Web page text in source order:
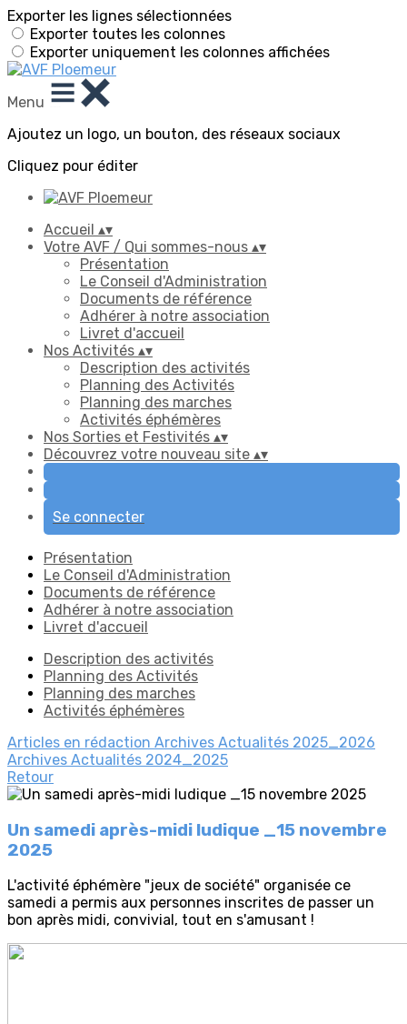
Exporter les lignes sélectionnées
Exporter toutes les colonnes
Exporter uniquement les colonnes affichées
Menu
Ajoutez un logo, un bouton, des réseaux sociaux
Cliquez pour éditer
Accueil ▴▾
Votre AVF / Qui sommes-nous ▴▾
Présentation
Le Conseil d'Administration
Documents de référence
Adhérer à notre association
Livret d'accueil
Nos Activités ▴▾
Description des activités
Planning des Activités
Planning des marches
Activités éphémères
Nos Sorties et Festivités ▴▾
Découvrez votre nouveau site ▴▾
Se connecter
Présentation
Le Conseil d'Administration
Documents de référence
Adhérer à notre association
Livret d'accueil
Description des activités
Planning des Activités
Planning des marches
Activités éphémères
Articles en rédaction Archives Actualités 2025_2026
Archives Actualités 2024_2025
Retour
Un samedi après-midi ludique _15 novembre
2025
L'activité éphémère "jeux de société" organisée ce
samedi a permis aux personnes inscrites de passer un
bon après midi, convivial, tout en s'amusant !